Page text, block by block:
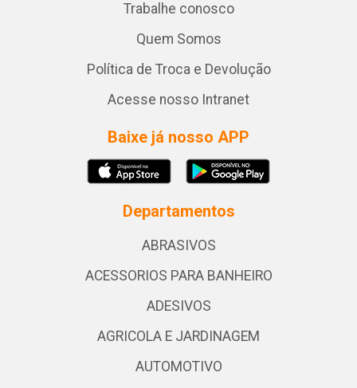
Trabalhe conosco
Quem Somos
Política de Troca e Devolução
Acesse nosso Intranet
Baixe já nosso APP
Departamentos
ABRASIVOS
ACESSORIOS PARA BANHEIRO
ADESIVOS
AGRICOLA E JARDINAGEM
AUTOMOTIVO